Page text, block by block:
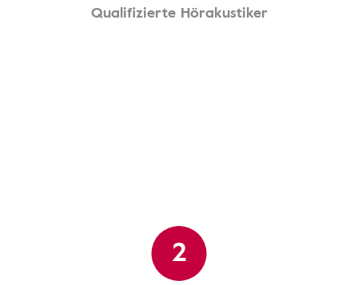
Qualifizierte Hörakustiker
2